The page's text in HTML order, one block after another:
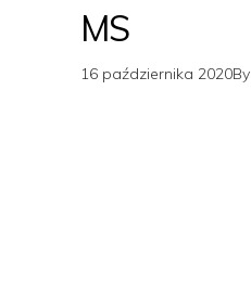
MS
16 października 2020By